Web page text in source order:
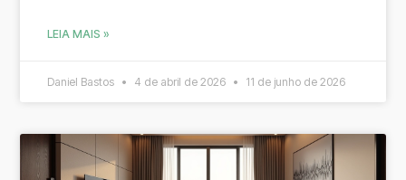
LEIA MAIS »
Daniel Bastos 4 de abril de 2026 11 de junho de 2026